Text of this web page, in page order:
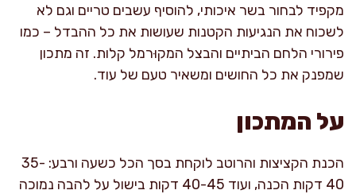
מקפיד לבחור בשר איכותי, להוסיף עשבים טריים וגם לא
לשכוח את הנגיעות הקטנות שעושות את כל ההבדל – כמו
פירורי הלחם הביתיים והבצל המקוּרמל קלות. זה מתכון
שמפנק את כל החושים ומשאיר טעם של עוד.
על המתכון
הכנת הקציצות והרוטב לוקחת בסך הכל כשעה ורבע: 35-
40 דקות הכנה, ועוד 40-45 דקות בישול על להבה נמוכה